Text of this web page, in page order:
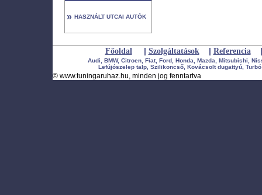
» HASZNÁLT UTCAI AUTÓK
Főoldal | Szolgáltatások | Referencia |
Audi, BMW, Citroen, Fiat, Ford, Honda, Mazda, Mitsubishi,
Lefújószelep talp, Szilikoncső, Kovácsolt dugattyú,
© www.tuningaruhaz.hu, minden jog fenntartva